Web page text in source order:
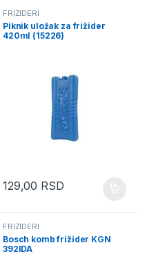
FRIŽIDERI
Piknik uložak za frižider
420ml (15226)
129,00 RSD
FRIŽIDERI
Bosch komb frižider KGN
392IDA